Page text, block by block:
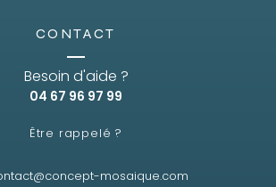
CONTACT
Besoin d'aide ?
04 67 96 97 99
Être rappelé ?
mosaique.com